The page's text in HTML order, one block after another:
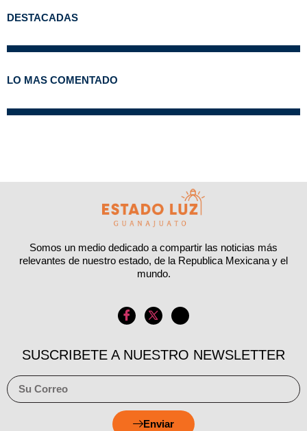
DESTACADAS
LO MAS COMENTADO
Somos un medio dedicado a compartir las noticias más
relevantes de nuestro estado, de la Republica Mexicana y el
mundo.
SUSCRIBETE A NUESTRO NEWSLETTER
Enviar